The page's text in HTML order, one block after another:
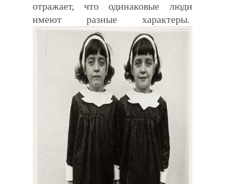
отражает, что одинаковые люди
имеют разные характеры.